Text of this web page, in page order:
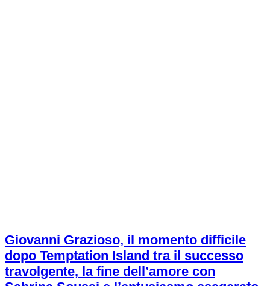
Giovanni Grazioso, il momento difficile
dopo Temptation Island tra il successo
travolgente, la fine dell’amore con